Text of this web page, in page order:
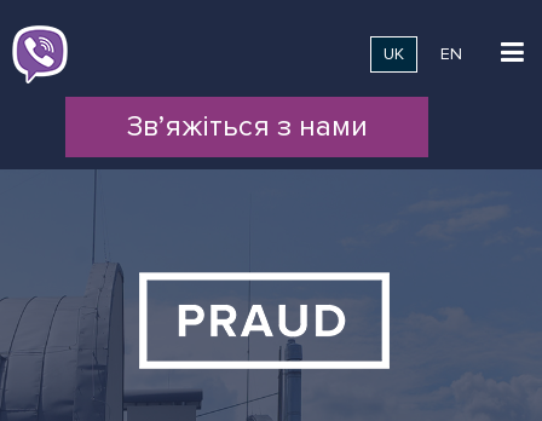
UK EN
Зв’яжіться з нами